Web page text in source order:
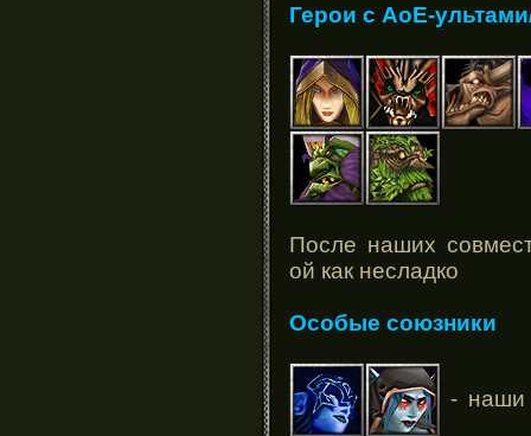
Герои с АоЕ-
После наших
ой как несладко
Особые союзники
- наши